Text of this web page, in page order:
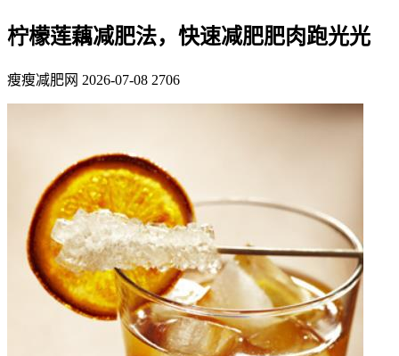
柠檬莲藕减肥法，快速减肥肥肉跑光光
瘦瘦减肥网 2026-07-08 2706